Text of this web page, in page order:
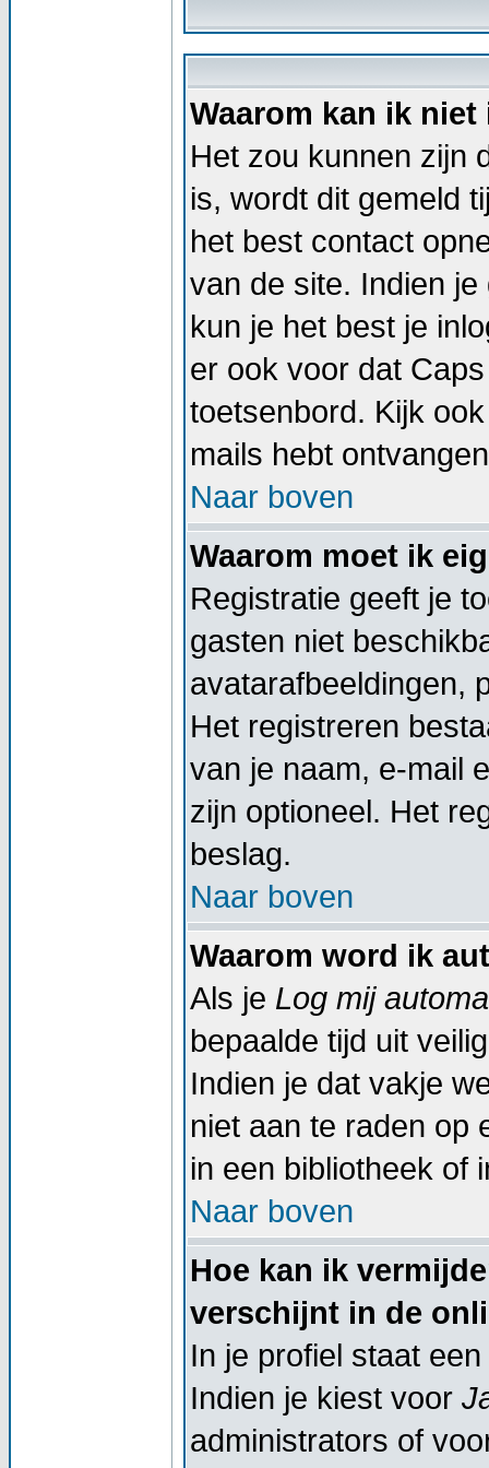
Waarom kan ik
Het zou kunnen zijn
is, wordt dit gemeld
het best contact
van de site. Indien
kun je het best je
er ook voor dat
toetsenbord. Kijk
mails hebt
Naar boven
Waarom moet ik
Registratie geeft je
gasten niet
avatarafbeeldingen,
Het registreren
van je naam, e-mail
zijn optioneel. Het
beslag.
Naar boven
Waarom word ik
Als je Log mij
bepaalde tijd uit
Indien je dat vakje
niet aan te raden op
in een bibliotheek of
Naar boven
Hoe kan ik
verschijnt in de
In je profiel staat
Indien je kiest voor
administrators of